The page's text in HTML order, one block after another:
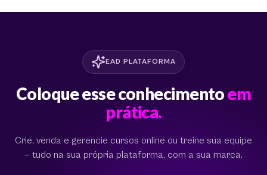
EAD PLATAFORMA
Coloque esse conhecimentoem
prática.
Crie, venda e gerencie cursos online ou treine sua equipe
— tudo na sua própria plataforma, com a sua marca.